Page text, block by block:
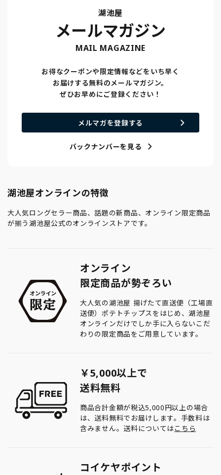
湖池屋
メールマガジン
MAIL MAGAZINE
お得なクーポンや限定情報などをいち早く
お届けする無料のメールマガジン。
ぜひお早めにご登録ください！
メルマガを登録する
バックナンバーを見る
湖池屋オンラインの特徴
大人気ロングセラー商品、話題の新商品、オンライン限定商品
が揃う湖池屋公式のオンラインストアです。
オンライン
限定商品が勢ぞろい
大人気の湖池屋 揚げたて直送便（工場直
送便）ポテトチップスをはじめ、湖池屋
オンラインだけでしか手に入らないこだ
わりの限定商品をご用意しています。
￥5,000以上で
送料無料
商品合計金額が税込5,000円以上の場合
は、送料無料でお届けします。手数料は
含みません。送料についてはこちら
コイケヤポイント